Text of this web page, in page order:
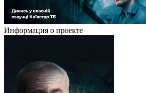
Информация о проекте